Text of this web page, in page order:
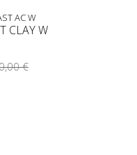
CLAY W
€